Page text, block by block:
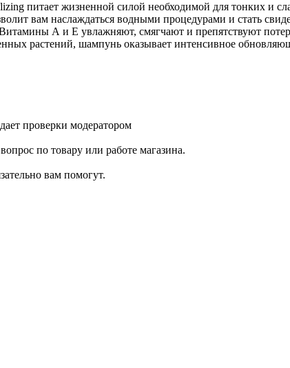
питает жизненной силой необходимой для тонких и
вам наслаждаться водными процедурами и стать
А и Е увлажняют, смягчают и препятствуют
растений, шампунь оказывает интенсивное
проверки модератором
по товару или работе магазина.
вам помогут.